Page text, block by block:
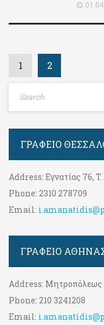
1 2
ΓΡΑΦΕΊΟ
Address: Εγνατίας 76,
Phone: 2310 278709
Email:
ΓΡΑΦΕΊΟ
Address: Μητροπόλεως
Phone: 210 3241208
Email: